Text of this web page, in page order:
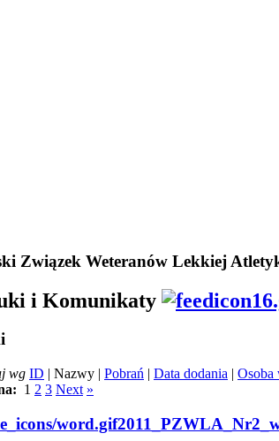
Związek Weteranów Lekkiej
i Komunikaty
wg ID | Nazwy | Pobrań | Data dodania | Osoba
1 2 3 Next »